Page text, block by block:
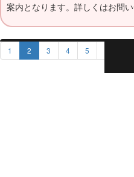
案内となります。詳しくはお問い
1 2 3 4 5